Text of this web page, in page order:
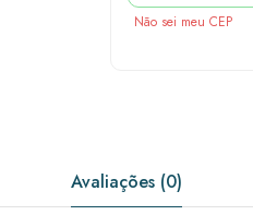
Não sei meu CEP
Avaliações (0)